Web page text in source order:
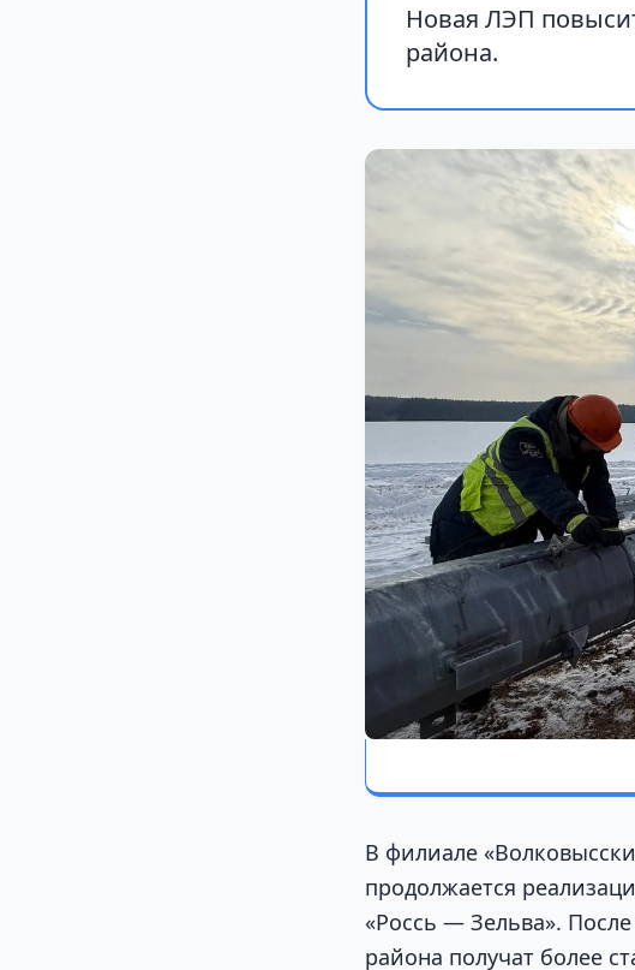
Новая ЛЭП
района.
В филиале
продолжается
«Россь — Зельва».
района получат более